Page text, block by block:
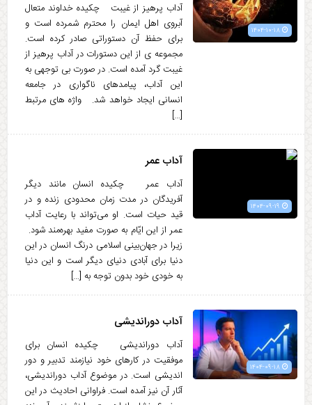
آداب پرهیز از غیبت چکیده خداوند متعال
آبروی اهل ایمان را محترم شمرده است و
برای حفظ آن دستوراتی صادر کرده است.
مجموعه ی از این دستورات در آداب پرهیز از
غیبت گرد آمده است. در صورت بی توجهی به
این آداب، پیامدهای ناگواری در جامعه
انسانی ایجاد خواهد شد. واژه های مرتبط
[…]
آداب عمر
آداب عمر چکیده انسان مانند دیگر
آفریدگان در مدت زمان محدودی زنده و در
قید حیات است. او می‌تواند با رعایت آداب
عمر از این ایّام به صورت مفید بهره‌مند شود.
زیرا در جهان‌بینی اسلامی درنگ انسان در این
دنیا برای آبادی دنیای دیگر است و این دنیا
به خودی خود بدون توجه به […]
آداب دورانديشى
آداب دورانديشى چکیده انسان برای
موفقیت در کارهای خود نیازمند تدبیر و دور
اندیشی است. در موضوع آداب دوراندیشی،
آثار آن نیز آمده است. فراوانی احادیث در این